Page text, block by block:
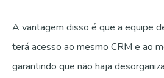
A vantagem disso é que a equipe
terá acesso ao mesmo CRM e ao
garantindo que não haja